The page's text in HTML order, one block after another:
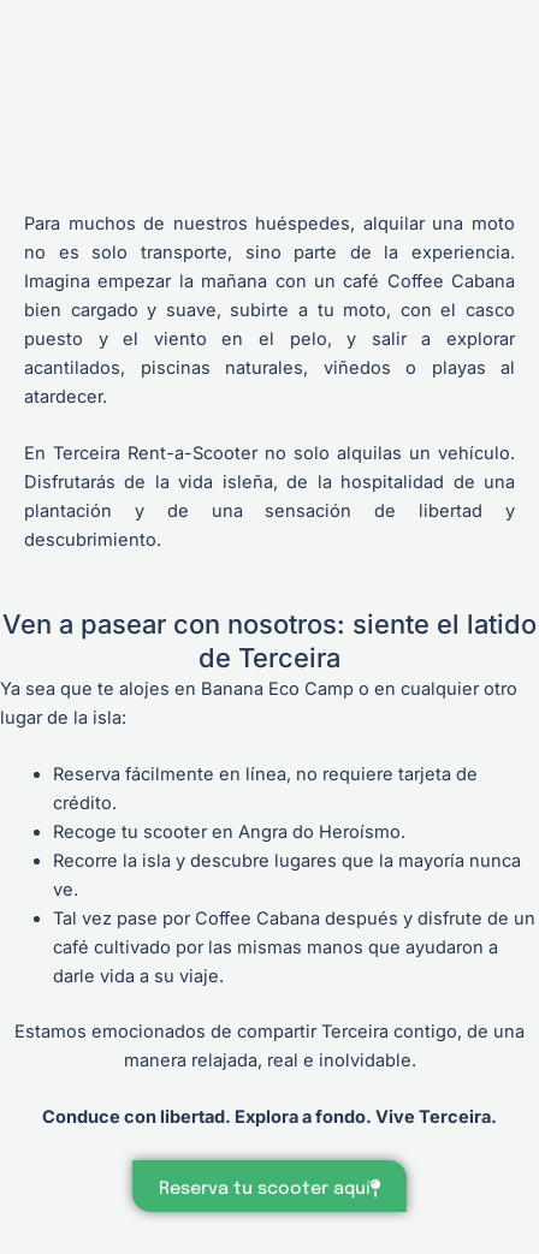
Para muchos de nuestros huéspedes, alquilar una moto
no es solo transporte, sino parte de la experiencia.
Imagina empezar la mañana con un café Coffee Cabana
bien cargado y suave, subirte a tu moto, con el casco
puesto y el viento en el pelo, y salir a explorar
acantilados, piscinas naturales, viñedos o playas al
atardecer.
En Terceira Rent-a-Scooter no solo alquilas un vehículo.
Disfrutarás de la vida isleña, de la hospitalidad de una
plantación y de una sensación de libertad y
descubrimiento.
Ven a pasear con nosotros: siente el latido
de Terceira
Ya sea que te alojes en Banana Eco Camp o en cualquier otro
lugar de la isla:
Reserva fácilmente en línea, no requiere tarjeta de
crédito.
Recoge tu scooter en Angra do Heroísmo.
Recorre la isla y descubre lugares que la mayoría nunca
ve.
Tal vez pase por Coffee Cabana después y disfrute de un
café cultivado por las mismas manos que ayudaron a
darle vida a su viaje.
Estamos emocionados de compartir Terceira contigo, de una
manera relajada, real e inolvidable.
Conduce con libertad. Explora a fondo. Vive Terceira.
Reserva tu scooter aquí